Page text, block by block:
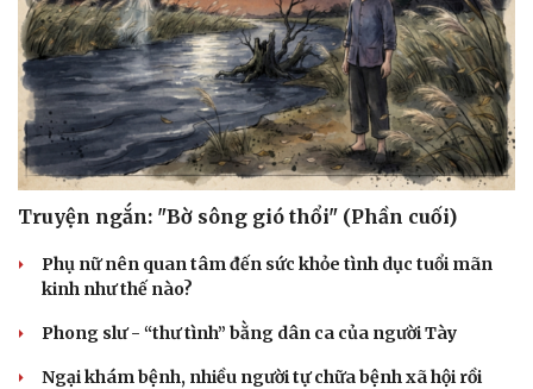
Truyện ngắn: "Bờ sông gió thổi" (Phần cuối)
Phụ nữ nên quan tâm đến sức khỏe tình dục tuổi mãn
kinh như thế nào?
Phong slư - “thư tình” bằng dân ca của người Tày
Ngại khám bệnh, nhiều người tự chữa bệnh xã hội rồi